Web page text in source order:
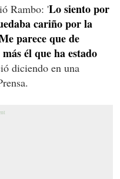
Rambo: 'Lo siento por
cariño por la
parece que de
él que ha estado
diciendo en una